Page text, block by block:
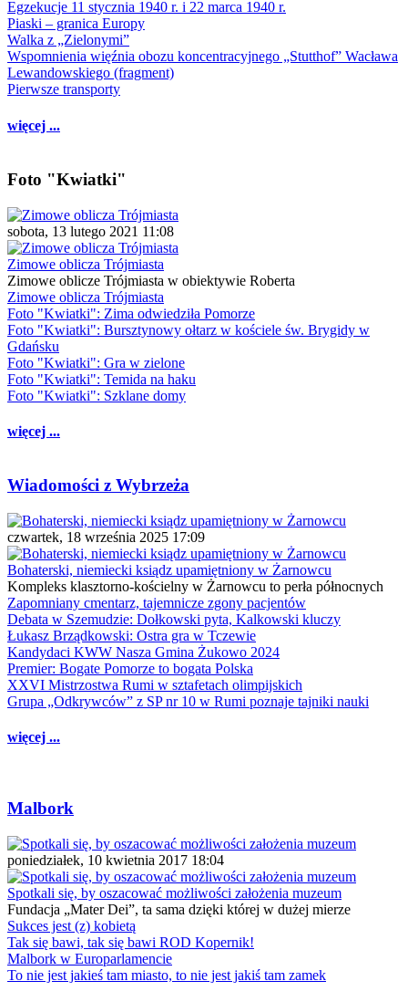
Egzekucje 11 stycznia 1940 r. i 22 marca 1940 r.
Piaski – granica Europy
Walka z „Zielonymi”
Wspomnienia więźnia obozu koncentracyjnego „Stutthof” Wacława
Lewandowskiego (fragment)
Pierwsze transporty
więcej ...
Foto "Kwiatki"
sobota, 13 lutego 2021 11:08
Zimowe oblicza Trójmiasta
Zimowe oblicze Trójmiasta w obiektywie Roberta
Zimowe oblicza Trójmiasta
Foto "Kwiatki": Zima odwiedziła Pomorze
Foto "Kwiatki": Bursztynowy ołtarz w kościele św. Brygidy w
Gdańsku
Foto "Kwiatki": Gra w zielone
Foto "Kwiatki": Temida na haku
Foto "Kwiatki": Szklane domy
więcej ...
Wiadomości z Wybrzeża
czwartek, 18 września 2025 17:09
Bohaterski, niemiecki ksiądz upamiętniony w Żarnowcu
Kompleks klasztorno-kościelny w Żarnowcu to perła północnych
Zapomniany cmentarz, tajemnicze zgony pacjentów
Debata w Szemudzie: Dołkowski pyta, Kalkowski kluczy
Łukasz Brządkowski: Ostra gra w Tczewie
Kandydaci KWW Nasza Gmina Żukowo 2024
Premier: Bogate Pomorze to bogata Polska
XXVI Mistrzostwa Rumi w sztafetach olimpijskich
Grupa „Odkrywców” z SP nr 10 w Rumi poznaje tajniki nauki
więcej ...
Malbork
poniedziałek, 10 kwietnia 2017 18:04
Spotkali się, by oszacować możliwości założenia muzeum
Fundacja „Mater Dei”, ta sama dzięki której w dużej mierze
Sukces jest (z) kobietą
Tak się bawi, tak się bawi ROD Kopernik!
Malbork w Europarlamencie
To nie jest jakieś tam miasto, to nie jest jakiś tam zamek